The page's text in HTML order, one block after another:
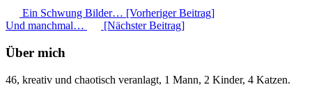
Ein Schwung Bilder… [Vorheriger Beitrag]
Und manchmal…
[Nächster Beitrag]
Über mich
46, kreativ und chaotisch veranlagt, 1 Mann, 2 Kinder, 4 Katzen.